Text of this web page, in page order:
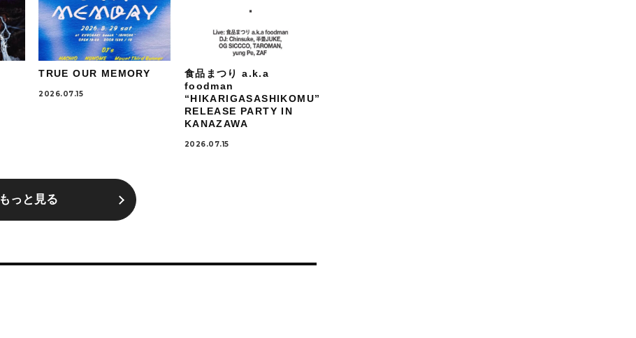
TRUE OUR MEMORY
2026.07.15
食品まつり a.k.a
foodman
“HIKARIGASASHIKOMU”
RELEASE PARTY IN
KANAZAWA
2026.07.15
もっと見る